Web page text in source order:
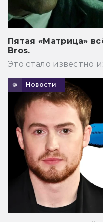
Пятая «Матрица»
Bros.
Это стало известно
Новости